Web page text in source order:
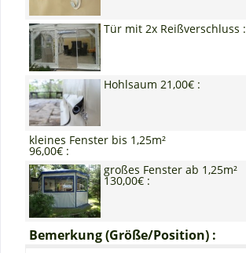
Tür mit 2x Reißverschluss :
Hohlsaum 21,00€ :
kleines Fenster bis 1,25m²
96,00€ :
großes Fenster ab 1,25m²
130,00€ :
Bemerkung (Größe/Position) :